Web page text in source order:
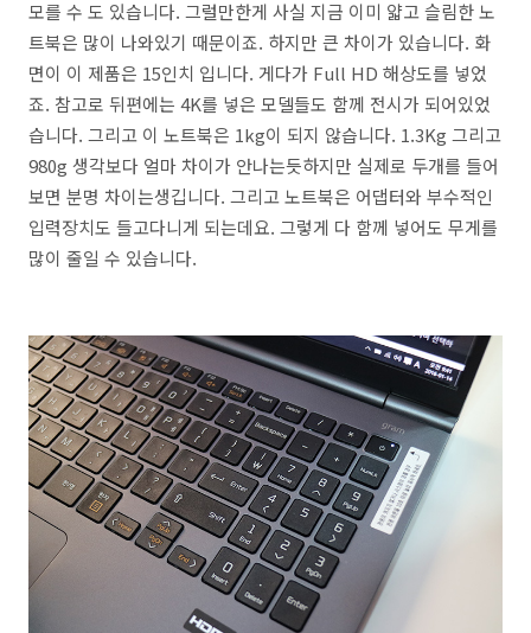
모를 수 도 있습니다. 그럴만한게 사실 지금 이미 얇고 슬림한 노
트북은 많이 나와있기 때문이죠. 하지만 큰 차이가 있습니다. 화
면이 이 제품은 15인치 입니다. 게다가 Full HD 해상도를 넣었
죠. 참고로 뒤편에는 4K를 넣은 모델들도 함께 전시가 되어있었
습니다. 그리고 이 노트북은 1kg이 되지 않습니다. 1.3Kg 그리고
980g 생각보다 얼마 차이가 안나는듯하지만 실제로 두개를 들어
보면 분명 차이는생깁니다. 그리고 노트북은 어댑터와 부수적인
입력장치도 들고다니게 되는데요. 그렇게 다 함께 넣어도 무게를
많이 줄일 수 있습니다.